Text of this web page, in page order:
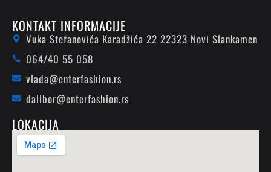
KONTAKT INFORMACIJE
Vuka Stefanovića Karadžića 22 22323 Novi Slankamen
064/40 55 058
vlada@enterfashion.rs
dalibor@enterfashion.rs
LOKACIJA